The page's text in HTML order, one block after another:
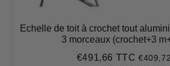
Echelle de toit à crochet tout
3 morceaux (crochet+3
Prix
€491,66 TTC